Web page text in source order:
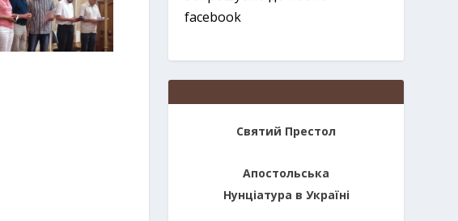
facebook
Святий Престол
Апостольська
Нунціатура в Україні